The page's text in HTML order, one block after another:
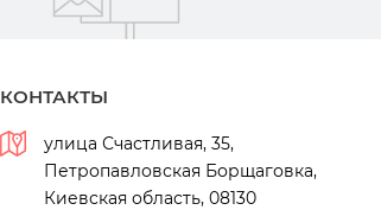
КОНТАКТЫ
улица Счастливая, 35,
Петропавловская Борщаговка,
Киевская область, 08130